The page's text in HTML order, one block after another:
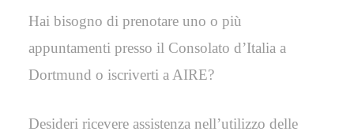
Hai bisogno di prenotare uno o più
appuntamenti presso il Consolato d’Italia a
Dortmund o iscriverti a AIRE?
Desideri ricevere assistenza nell’utilizzo delle